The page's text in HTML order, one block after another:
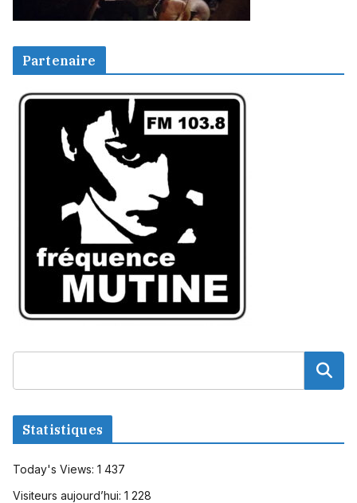
Partenaire
Statistiques
Today's Views: 1 437
Visiteurs aujourd’hui: 1 228